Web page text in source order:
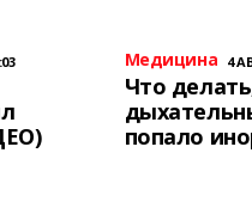
Медицина 4
Что
попало